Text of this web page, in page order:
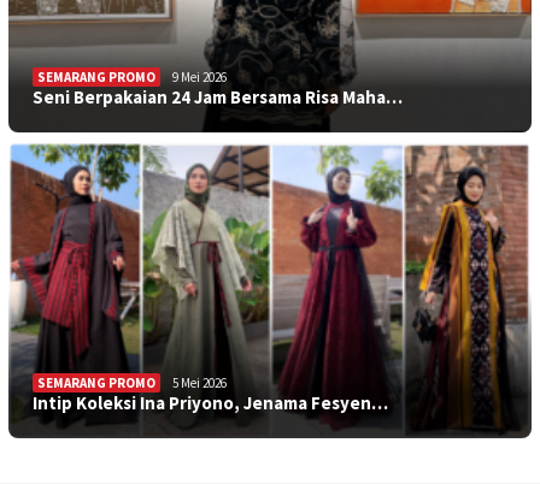
SEMARANG PROMO 9 Mei 2026
Seni Berpakaian 24 Jam Bersama Risa Maha…
SEMARANG PROMO 5 Mei 2026
Intip Koleksi Ina Priyono, Jenama Fesyen…